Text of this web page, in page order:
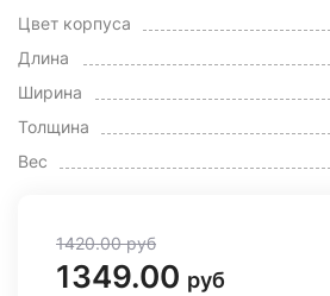
Цвет корпуса
Длина
Ширина
Толщина
Вес
1420.00руб
1349.00 руб